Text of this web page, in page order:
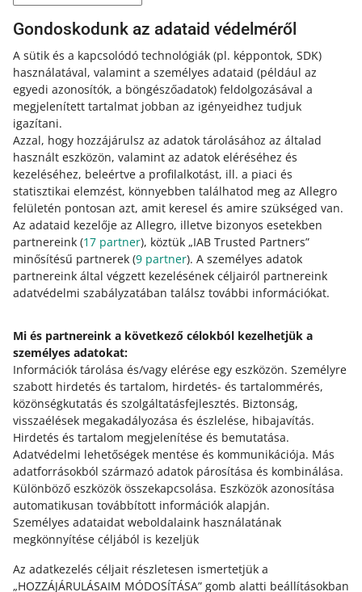
Gondoskodunk az adataid védelméről
A sütik és a kapcsolódó technológiák (pl. képpontok, SDK)
használatával, valamint a személyes adataid (például az
egyedi azonosítók, a böngészőadatok) feldolgozásával a
megjelenített tartalmat jobban az igényeidhez tudjuk
igazítani.
Azzal, hogy hozzájárulsz az adatok tárolásához az általad
használt eszközön, valamint az adatok eléréséhez és
kezeléséhez, beleértve a profilalkotást, ill. a piaci és
statisztikai elemzést, könnyebben találhatod meg az Allegro
felületén pontosan azt, amit keresel és amire szükséged van.
Az adataid kezelője az Allegro, illetve bizonyos esetekben
partnereink (17 partner), köztük „IAB Trusted Partners”
minősítésű partnerek (9 partner). A személyes adatok
partnereink által végzett kezelésének céljairól partnereink
adatvédelmi szabályzatában találsz további információkat.
Mi és partnereink a következő célokból kezelhetjük a
személyes adatokat:
Információk tárolása és/vagy elérése egy eszközön. Személyre
szabott hirdetés és tartalom, hirdetés- és tartalommérés,
közönségkutatás és szolgáltatásfejlesztés. Biztonság,
visszaélések megakadályozása és észlelése, hibajavítás.
Hirdetés és tartalom megjelenítése és bemutatása.
Adatvédelmi lehetőségek mentése és kommunikációja. Más
adatforrásokból származó adatok párosítása és kombinálása.
Különböző eszközök összekapcsolása. Eszközök azonosítása
automatikusan továbbított információk alapján.
Személyes adataidat weboldalaink használatának
megkönnyítése céljából is kezeljük
Az adatkezelés céljait részletesen ismertetjük a
„HOZZÁJÁRULÁSAIM MÓDOSÍTÁSA” gomb alatti beállításokban
Ez az oldal más nyelveken is elérhető.
Bővebben erről: allegro.pl
polski
čeština
English
slovenčina
magyar
Bővebben erről: allegro.cz
polski
čeština
slovenčina
magyar
Bővebben erről: allegro.sk
polski
čeština
English
slovenčina
magyar
Bővebben erről: allegro.hu
polski
čeština